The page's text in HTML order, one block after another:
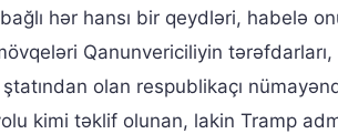
hər hansı bir qeydləri, habelə
Qanunvericiliyin
olan respublikaçı
kimi təklif olunan, lakin Tramp